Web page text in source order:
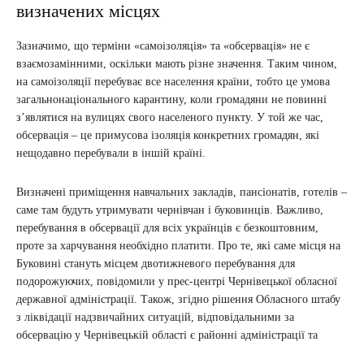
визначених місцях
Зазначимо, що терміни «самоізоляція» та «обсервація» не є
взаємозамінними, оскільки мають різне значення. Таким чином,
на самоізоляції перебуває все населення країни, тобто це умова
загальнонаціонального карантину, коли громадяни не повинні
з’являтися на вулицях свого населеного пункту. У той же час,
обсервація – це примусова ізоляція конкретних громадян, які
нещодавно перебували в іншій країні.
Визначені приміщення навчальних закладів, пансіонатів, готелів –
саме там будуть утримувати чернівчан і буковинців. Важливо,
перебування в обсервації для всіх українців є безкоштовним,
проте за харчування необхідно платити. Про те, які саме місця на
Буковині стануть місцем двотижневого перебування для
подорожуючих, повідомили у прес-центрі Чернівецької обласної
державної адміністрації. Також, згідно рішення Обласного штабу
з ліквідації надзвичайних ситуацій, відповідальними за
обсервацію у Чернівецькій області є районні адміністрації та